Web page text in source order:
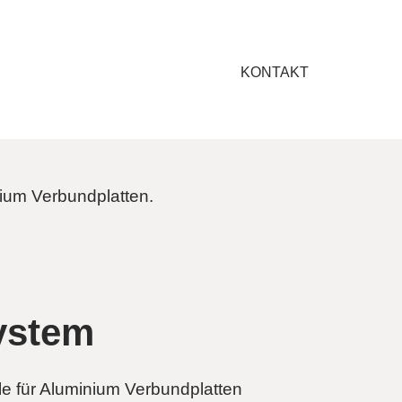
KONTAKT
Verbundplatten.
für Aluminium Verbundplatten